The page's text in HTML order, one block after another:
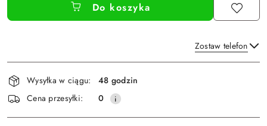
Do koszyka
Zostaw telefon
Wyślij
Dostępność
i
dostawa
Wysyłka w ciągu:
48 godzin
Cena przesyłki:
0